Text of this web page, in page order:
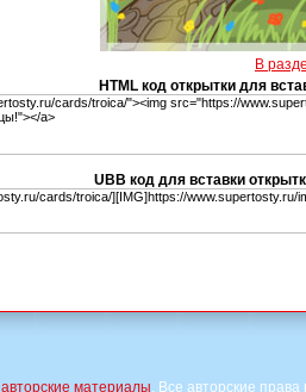
В
HTML код открытки для
UBB код для вставки
авторские материалы. Все авторские